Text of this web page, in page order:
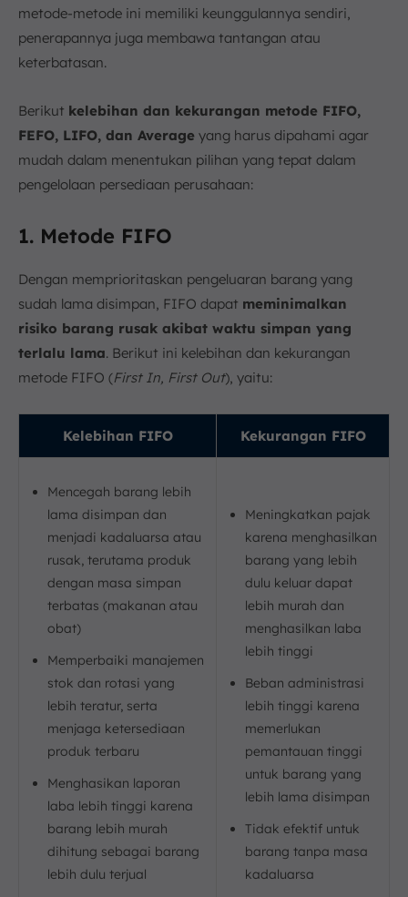
metode-metode ini memiliki keunggulannya sendiri,
penerapannya juga membawa tantangan atau
keterbatasan.
Berikut kelebihan dan kekurangan metode FIFO,
FEFO, LIFO, dan Average yang harus dipahami agar
mudah dalam menentukan pilihan yang tepat dalam
pengelolaan persediaan perusahaan:
1. Metode FIFO
Dengan memprioritaskan pengeluaran barang yang
sudah lama disimpan, FIFO dapat meminimalkan
risiko barang rusak akibat waktu simpan yang
terlalu lama. Berikut ini kelebihan dan kekurangan
metode FIFO (First In, First Out), yaitu:
Kelebihan FIFO Kekurangan FIFO
Mencegah barang lebih
lama disimpan dan
menjadi kadaluarsa atau
rusak, terutama produk
dengan masa simpan
terbatas (makanan atau
obat)
Memperbaiki manajemen
stok dan rotasi yang
lebih teratur, serta
menjaga ketersediaan
produk terbaru
Menghasikan laporan
laba lebih tinggi karena
barang lebih murah
dihitung sebagai barang
lebih dulu terjual
Meningkatkan pajak
karena menghasilkan
barang yang lebih
dulu keluar dapat
lebih murah dan
menghasilkan laba
lebih tinggi
Beban administrasi
lebih tinggi karena
memerlukan
pemantauan tinggi
untuk barang yang
lebih lama disimpan
Tidak efektif untuk
barang tanpa masa
kadaluarsa